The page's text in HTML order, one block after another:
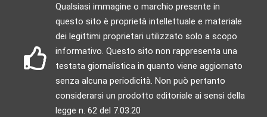
Qualsiasi immagine o marchio presente in
questo sito è proprietà intellettuale e materiale
dei legittimi proprietari utilizzato solo a scopo
informativo. Questo sito non rappresenta una
testata giornalistica in quanto viene aggiornato
senza alcuna periodicità. Non può pertanto
considerarsi un prodotto editoriale ai sensi della
legge n. 62 del 7.03.20